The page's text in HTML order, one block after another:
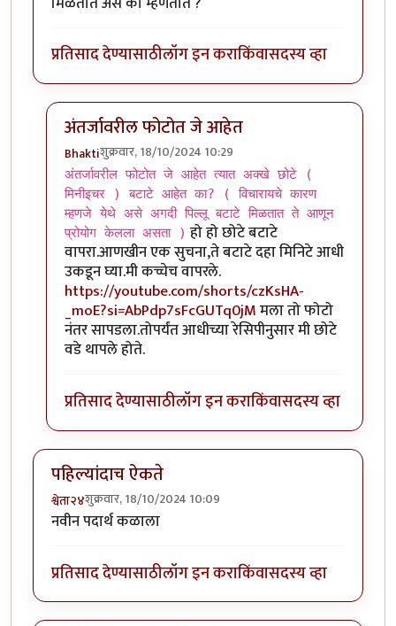
प्रतिसाद देण्यासाठीलॉग इन कराकिंवासदस्य व्हा
अंतर्जावरील फोटोत जे आहेत
Bhaktiशुक्रवार, 18/10/2024 10:29
In reply toभक्तीजी तुम्ही FOOD FATAFAT by
अंतर्जावरील फोटोत जे आहेत त्यात अक्खे छोटे (
मिनीइचर ) बटाटे आहेत का? ( विचारायचे कारण
म्हणजे येथे असे अगदी पिल्लू बटाटे मिळतात ते आणून
प्रोयोग केलला असता ) हो हो छोटे बटाटे
वापरा.आणखीन एक सुचना,ते बटाटे दहा मिनिटे आधी
उकडून घ्या.मी कच्चेच वापरले.
https://youtube.com/shorts/czKsHA-
_moE?si=AbPdp7sFcGUTq0jMमला तो फोटो
नंतर सापडला.तोपर्यंत आधीच्या रेसिपीनुसार मी छोटे
वडे थापले होते.
प्रतिसाद देण्यासाठीलॉग इन कराकिंवासदस्य व्हा
पहिल्यांदाच ऐकते
श्वेता२४शुक्रवार, 18/10/2024 10:09
नवीन पदार्थ कळाला
प्रतिसाद देण्यासाठीलॉग इन कराकिंवासदस्य व्हा